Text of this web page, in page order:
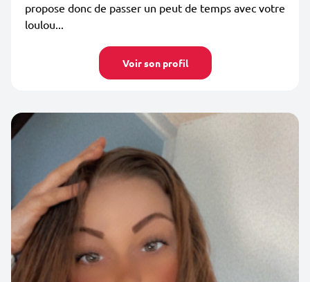
propose donc de passer un peut de temps avec votre
loulou...
Voir son profil